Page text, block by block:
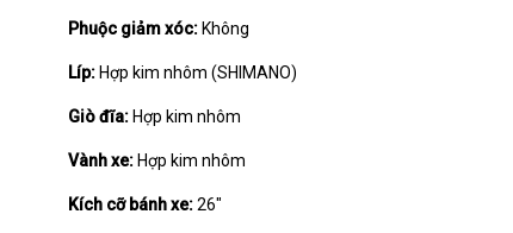
Phuộc giảm xóc: Không
Líp: Hợp kim nhôm (SHIMANO)
Giò đĩa: Hợp kim nhôm
Vành xe: Hợp kim nhôm
Kích cỡ bánh xe:26"